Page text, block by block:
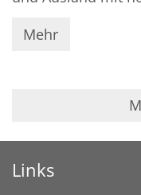
Mehr
Links